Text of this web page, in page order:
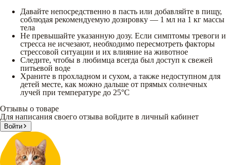
Давайте непосредственно в пасть или добавляйте в пищу,
соблюдая рекомендуемую дозировку — 1 мл на 1 кг массы
тела
Не превышайте указанную дозу. Если симптомы тревоги и
стресса не исчезают, необходимо пересмотреть факторы
стрессовой ситуации и их влияние на животное
Следите, чтобы в любимца всегда был доступ к свежей
питьевой воде
Храните в прохладном и сухом, а также недоступном для
детей месте, как можно дальше от прямых солнечных
лучей при температуре до 25°C
Отзывы о товаре
Для написания своего отзыва войдите в личный кабинет
Войти